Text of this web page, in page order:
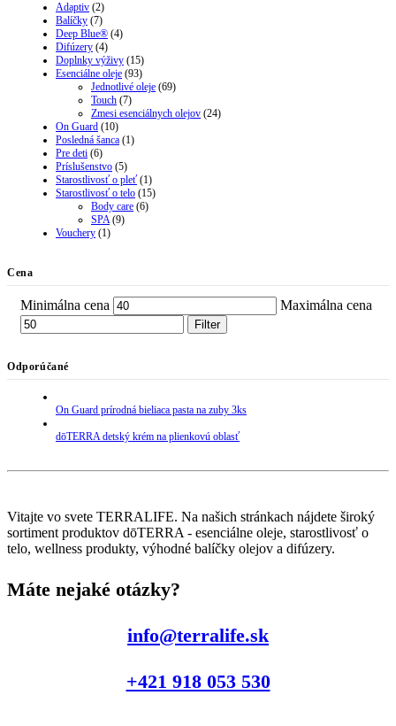
Adaptiv (2)
Balíčky (7)
Deep Blue® (4)
Difúzery (4)
Doplnky výživy (15)
Esenciálne oleje (93)
Jednotlivé oleje (69)
Touch (7)
Zmesi esenciálnych olejov (24)
On Guard (10)
Posledná šanca (1)
Pre deti (6)
Príslušenstvo (5)
Starostlivosť o pleť (1)
Starostlivosť o telo (15)
Body care (6)
SPA (9)
Vouchery (1)
Cena
Minimálna cena Maximálna cena
Filter
Odporúčané
On Guard prírodná bieliaca pasta na zuby 3ks
dōTERRA detský krém na plienkovú oblasť
Vitajte vo svete TERRALIFE. Na našich stránkach nájdete široký
sortiment produktov dōTERRA - esenciálne oleje, starostlivosť o
telo, wellness produkty, výhodné balíčky olejov a difúzery.
Máte nejaké otázky?
info@terralife.sk
+421 918 053 530